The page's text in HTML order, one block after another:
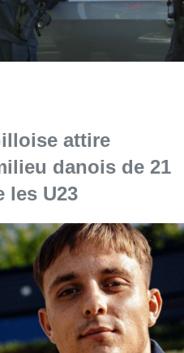
attire
danois de 21
les U23